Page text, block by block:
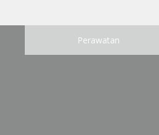
Perawatan